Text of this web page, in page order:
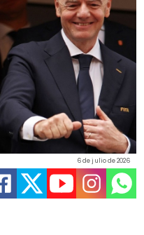
6 de julio de 2026